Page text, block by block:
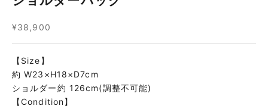
セール価格
¥38,900
【Size】
約 W23×H18×D7cm
ショルダー約 126cm(調整不可能)
【Condition】